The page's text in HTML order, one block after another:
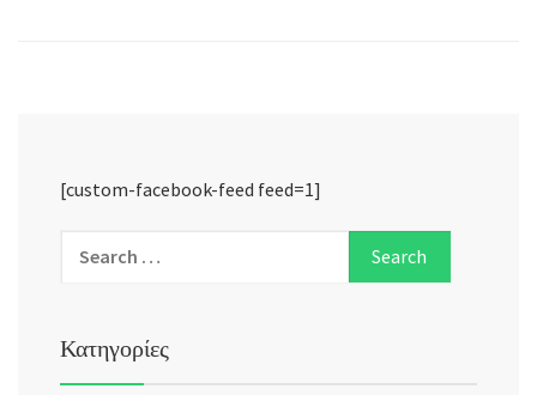
[custom-facebook-feed feed=1]
Κατηγορίες